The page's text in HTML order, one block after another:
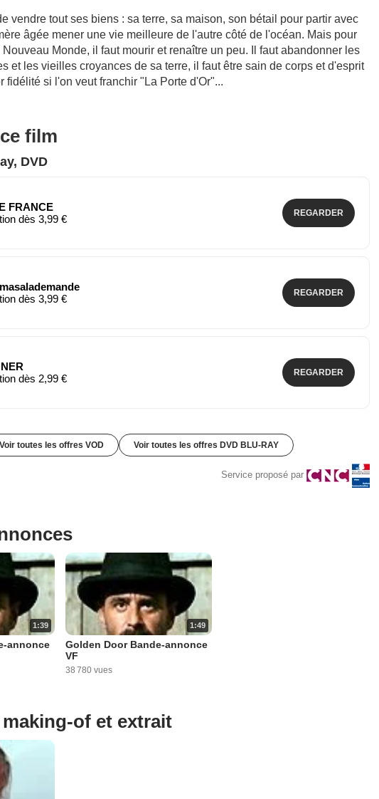
vendre tout ses biens : sa terre, sa maison, son bétail pour partir avec
âgée mener une vie meilleure de l'autre côté de l'océan. Mais pour
Monde, il faut mourir et renaître un peu. Il faut abandonner les
et les vieilles croyances de sa terre, il faut être sain de corps et d'esprit
fidélité si l'on veut franchir "La Porte d'Or"...
film
DVD
FRANCE
dès 3,99 €
REGARDER
dès 3,99 €
REGARDER
dès 2,99 €
REGARDER
Voir toutes les offres VOD Voir toutes les offres DVD BLU-RAY
Service proposé par
1:39
annonce
1:49
Golden Door Bande-annonce
VF
38 780 vues
of et extrait